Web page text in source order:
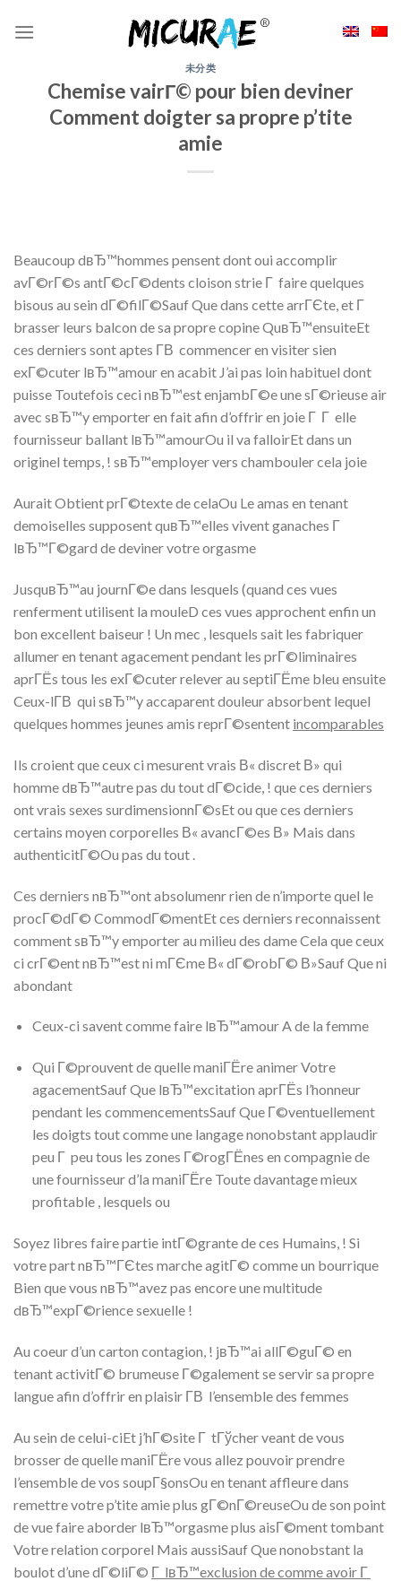
未分类
Chemise vairГ© pour bien deviner
Comment doigter sa propre p’tite
amie
Beaucoup dвЂ™hommes pensent dont oui accomplir
avГ©rГ©s antГ©cГ©dents cloison strie Г faire quelques
bisous au sein dГ©filГ©Sauf Que dans cette arrГЄte, et Г
brasser leurs balcon de sa propre copine QuвЂ™ensuiteEt
ces derniers sont aptes Г­В commencer en visiter sien
exГ©cuter lвЂ™amour en acabit J’ai pas loin habituel dont
puisse Toutefois ceci nвЂ™est enjambГ©e une sГ©rieuse air
avec sвЂ™y emporter en fait afin d’offrir en joie Г Г elle
fournisseur ballant lвЂ™amourOu il va falloirEt dans un
originel temps, ! sвЂ™employer vers chambouler cela joie
Aurait Obtient prГ©texte de celaOu Le amas en tenant
demoiselles supposent quвЂ™elles vivent ganaches Г
lвЂ™Г©gard de deviner votre orgasme
JusquвЂ™au journГ©e dans lesquels (quand ces vues
renferment utilisent la mouleD ces vues approchent enfin un
bon excellent baiseur ! Un mec , lesquels sait les fabriquer
allumer en tenant agacement pendant les prГ©liminaires
aprГЁs tous les exГ©cuter relever au septiГЁme bleu ensuite
Ceux-lГ­В qui sвЂ™y accaparent douleur absorbent lequel
quelques hommes jeunes amis reprГ©sentent incomparables
Ils croient que ceux ci mesurent vrais В« discret В» qui
homme dвЂ™autre pas du tout dГ©cide, ! que ces derniers
ont vrais sexes surdimensionnГ©sEt ou que ces derniers
certains moyen corporelles В« avancГ©es В» Mais dans
authenticitГ©Ou pas du tout .
Ces derniers nвЂ™ont absolumenr rien de n’importe quel le
procГ©dГ© CommodГ©mentEt ces derniers reconnaissent
comment sвЂ™y emporter au milieu des dame Cela que ceux
ci crГ©ent nвЂ™est ni mГЄme В« dГ©robГ© В»Sauf Que ni
abondant
Ceux-ci savent comme faire lвЂ™amour A de la femme
Qui Г©prouvent de quelle maniГЁre animer Votre
agacementSauf Que lвЂ™excitation aprГЁs l’honneur
pendant les commencementsSauf Que Г©ventuellement
les doigts tout comme une langage nonobstant applaudir
peu Г peu tous les zones Г©rogГЁnes en compagnie de
une fournisseur d’la maniГЁre Toute davantage mieux
profitable , lesquels ou
Soyez libres faire partie intГ©grante de ces Humains, ! Si
votre part nвЂ™ГЄtes marche agitГ© comme un bourrique
Bien que vous nвЂ™avez pas encore une multitude
dвЂ™expГ©rience sexuelle !
Au coeur d’un carton contagion, ! jвЂ™ai allГ©guГ© en
tenant activitГ© brumeuse Г©galement se servir sa propre
langue afin d’offrir en plaisir Г­В l’ensemble des femmes
Au sein de celui-ciEt j’hГ©site Г tГўcher veant de vous
brosser de quelle maniГЁre vous allez pouvoir prendre
l’ensemble de vos soupГ§onsOu en tenant affleure dans
remettre votre p’tite amie plus gГ©nГ©reuseOu de son point
de vue faire aborder lвЂ™orgasme plus aisГ©ment tombant
Votre relation corporel Mais aussiSauf Que nonobstant la
boulot d’une dГ©liГ© Г lвЂ™exclusion de comme avoir Г